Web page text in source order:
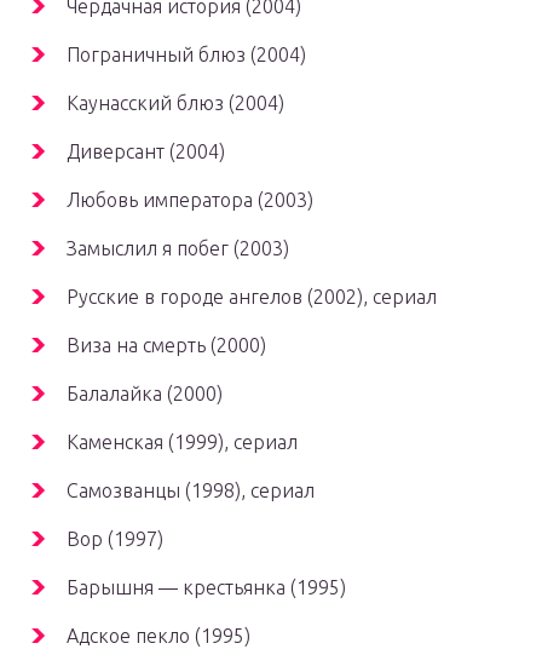
Чердачная история (2004)
Пограничный блюз (2004)
Каунасский блюз (2004)
Диверсант (2004)
Любовь императора (2003)
Замыслил я побег (2003)
Русские в городе ангелов (2002), сериал
Виза на смерть (2000)
Балалайка (2000)
Каменская (1999), сериал
Самозванцы (1998), сериал
Вор (1997)
Барышня — крестьянка (1995)
Адское пекло (1995)